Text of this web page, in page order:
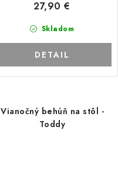
Skladom
27,90 €
DETAIL
Vianočný behúň na stôl -
Toddy